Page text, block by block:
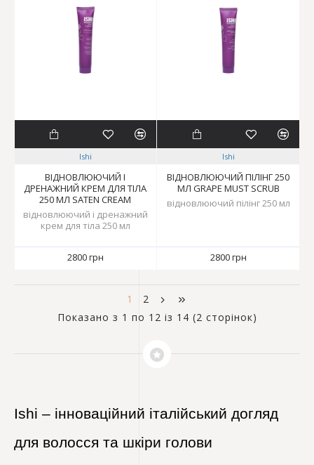
Ishi
ВІДНОВЛЮЮЧИЙ І
ДРЕНАЖНИЙ КРЕМ ДЛЯ ТІЛА
250 МЛ SATEN CREAM
відновлюючий і дренажний
крем для тіла 250 мл
2800 грн
Ishi
ВІДНОВЛЮЮЧИЙ ПІЛІНГ 250
МЛ GRAPE MUST SCRUB
відновлюючий пілінг 250 мл
2800 грн
1
2
Показано з 1 по 12 із 14 (2 сторінок)
Ishi – інноваційний італійський догляд
для волосся та шкіри голови